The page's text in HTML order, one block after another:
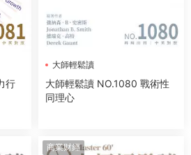
行
大師輕鬆讀
大師輕鬆讀 NO.1080 戰術性
同理心
商業财經